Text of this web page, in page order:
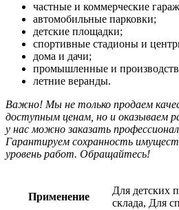
частные и коммерческие
автомобильные парковки;
детские площадки;
спортивные стадионы и
дома и дачи;
промышленные и
летние веранды.
Важно! Мы не только продаем
доступным ценам, но и оказываем
у нас можно заказать
Гарантируем сохранность
уровень работ. Обращайтесь!
Применение
Для детских
склада, Для